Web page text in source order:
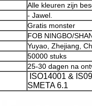
Alle kleuren zijn
- Jawel.
Gratis monster
FOB NINGBO/
Yuyao, Zhejiang,
50000 stuks
25-30 dagen na
ISO14001 &
SMETA 6.1